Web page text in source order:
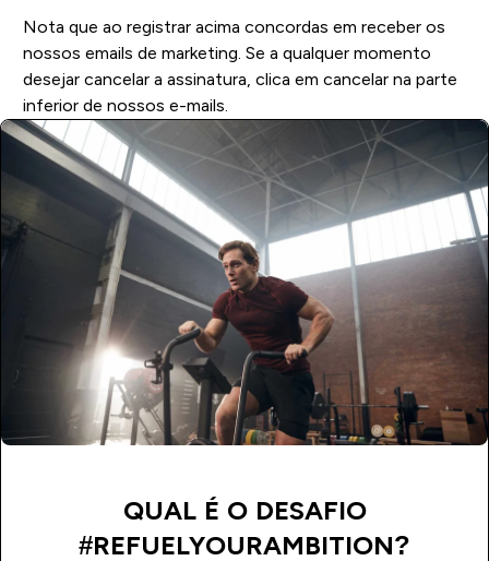
Nota que ao registrar acima concordas em receber os
nossos emails de marketing. Se a qualquer momento
desejar cancelar a assinatura, clica em cancelar na parte
inferior de nossos e-mails.
QUAL É O DESAFIO
#REFUELYOURAMBITION?